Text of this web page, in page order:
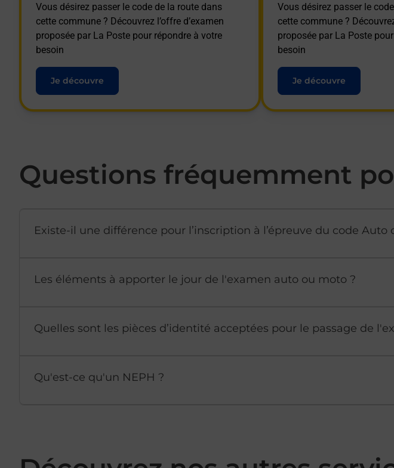
Vous désirez passer le code de la route dans
cette commune ? Découvrez l’offre d’examen
proposée par La Poste pour répondre à votre
besoin
Je découvre
Vous désirez passer le
cette commune ?
proposée par La Poste
besoin
Je découvre
Questions fréquemment
Existe-il une différence pour l’inscription à l’épreuve du code Auto
Les éléments à apporter le jour de l'examen auto ou moto ?
Quelles sont les pièces d’identité acceptées pour le passage de
Qu'est-ce qu'un NEPH ?